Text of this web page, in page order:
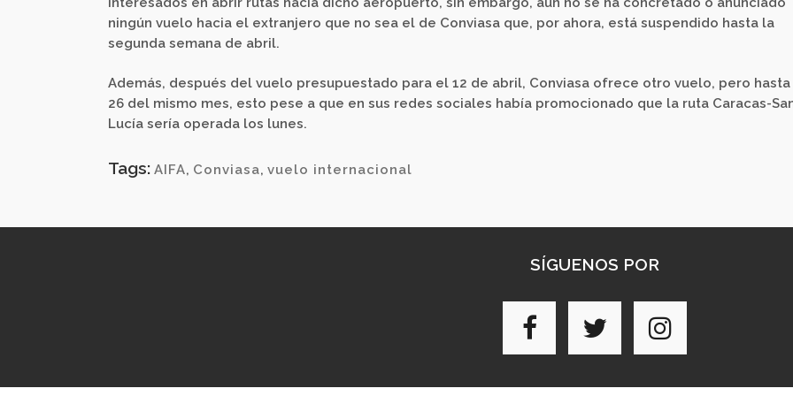
ningún vuelo hacia el extranjero que no sea el de Conviasa que, por ahora, está suspendido hasta la
segunda semana de abril.
Además, después del vuelo presupuestado para el 12 de abril, Conviasa ofrece otro vuelo, pero
26 del mismo mes, esto pese a que en sus redes sociales había promocionado que la ruta Caracas-
Lucía sería operada los lunes.
Tags: AIFA, Conviasa, vuelo internacional
SÍGUENOS POR